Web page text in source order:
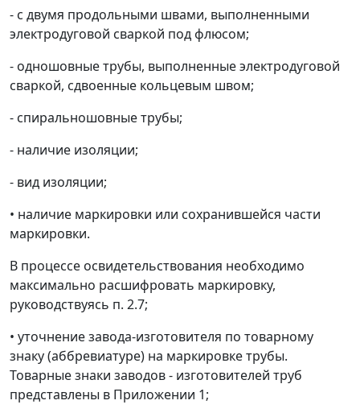
- с двумя продольными швами, выполненными
электродуговой сваркой под флюсом;
- одношовные трубы, выполненные электродуговой
сваркой, сдвоенные кольцевым швом;
- спиральношовные трубы;
- наличие изоляции;
- вид изоляции;
• наличие маркировки или сохранившейся части
маркировки.
В процессе освидетельствования необходимо
максимально расшифровать маркировку,
руководствуясь п. 2.7;
• уточнение завода-изготовителя по товарному
знаку (аббревиатуре) на маркировке трубы.
Товарные знаки заводов - изготовителей труб
представлены в Приложении 1;